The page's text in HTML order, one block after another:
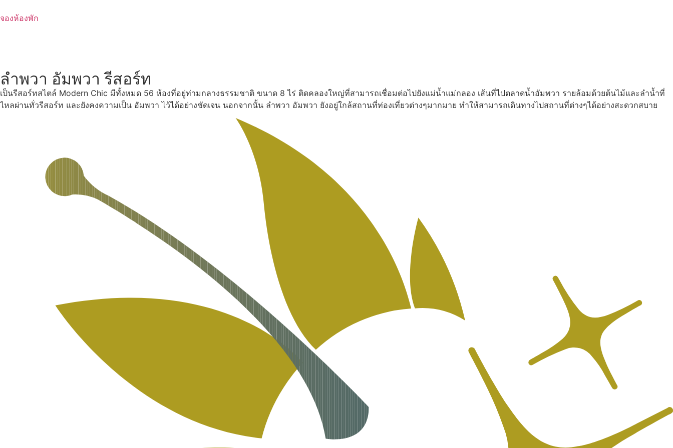
to
จองห้องพัก
ลำพวา อัมพวา รีสอร์ท
เป็นรีสอร์ทสไตล์ Modern Chic มีทั้งหมด 56 ห้องที่อยู่ท่ามกลางธรรมชาติ ขนาด 8 ไร่ ติดคลองใหญ่ที่สามารถเชื่อมต่อไปยังแม่น้ำแม่กลอง เส้นที่ไปตลาดน้ำอัมพวา รายล้อมด้วยต้นไม้และลำน้ำที่
ไหลผ่านทั่วรีสอร์ท และยังคงความเป็น อัมพวา ไว้ได้อย่างชัดเจน นอกจากนั้น ลำพวา อัมพวา ยังอยู่ใกล้สถานที่ท่องเที่ยวต่างๆมากมาย ทำให้สามารถเดินทางไปสถานที่ต่างๆได้อย่างสะดวกสบาย